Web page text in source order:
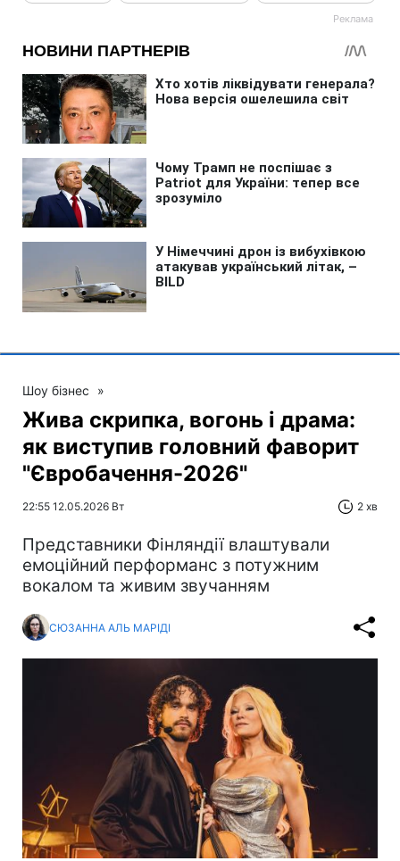
Шоу бізнес »
Жива скрипка, вогонь і драма:
як виступив головний фаворит
"Євробачення-2026"
22:55 12.05.2026 Вт 2 хв
Представники Фінляндії влаштували
емоційний перформанс з потужним
вокалом та живим звучанням
СЮЗАННА АЛЬ МАРІДІ